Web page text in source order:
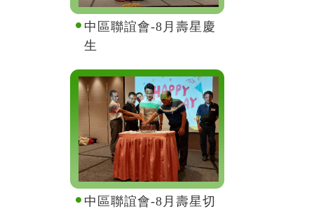
中區聯誼會-8月壽星慶
生
中區聯誼會-8月壽星切